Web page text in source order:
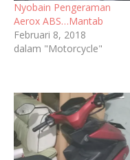
Nyobain Pengeraman
Aerox ABS…Mantab
Februari 8, 2018
dalam "Motorcycle"